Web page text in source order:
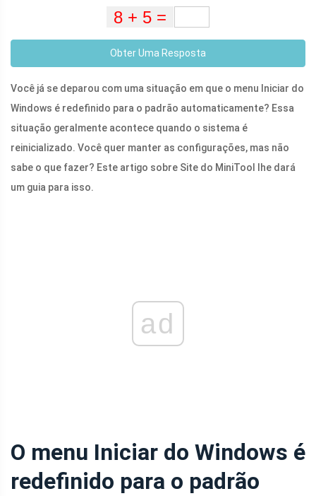
Obter Uma Resposta
Você já se deparou com uma situação em que o menu Iniciar do
Windows é redefinido para o padrão automaticamente? Essa
situação geralmente acontece quando o sistema é
reinicializado. Você quer manter as configurações, mas não
sabe o que fazer? Este artigo sobre Site do MiniTool lhe dará
um guia para isso.
ad
O menu Iniciar do Windows é
redefinido para o padrão